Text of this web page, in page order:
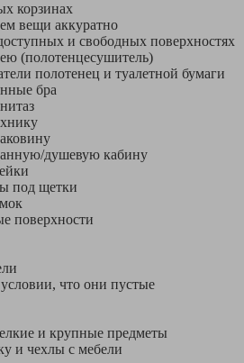
корзинах
вещи аккуратно
и свободных поверхностях
(полотенцесушитель)
полотенец и туалетной бумаги
бра
душевую кабину
под щетки
поверхности
что они пустые
и крупные предметы
и чехлы с мебели